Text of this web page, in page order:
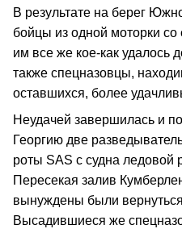
В результате на берег
бойцы из одной моторки
им все же кое-как удалось
также спецназовцы,
оставшихся, более
Неудачей завершилась и
Георгию две
роты SAS с судна ледовой
Пересекая залив
вынуждены были
Высадившиеся же